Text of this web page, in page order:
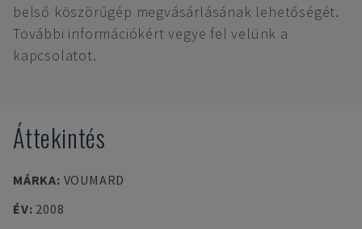
belső köszörűgép megvásárlásának lehetőségét.
További információkért vegye fel velünk a
kapcsolatot.
Áttekintés
MÁRKA: VOUMARD
ÉV: 2008